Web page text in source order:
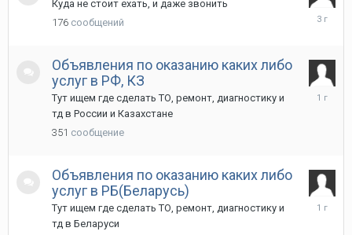
Куда не стоит ехать, и даже звонить
176 сообщений
27
Объявления по оказанию каких либо
услуг в РФ, КЗ
Тут ищем где сделать ТО, ремонт, диагностику и
тд в России и Казахстане
351 сообщение
11
Объявления по оказанию каких либо
услуг в РБ(Беларусь)
Тут ищем где сделать ТО, ремонт, диагностику и
тд в Беларуси